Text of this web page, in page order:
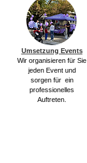
Umsetzung Events
Wir organisieren für Sie
jeden Event und
sorgen fürein
professionelles
Auftreten.